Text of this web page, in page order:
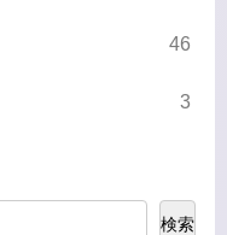
46
3
検索